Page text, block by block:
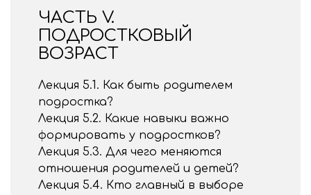
ЧАСТЬ V.
ПОДРОСТКОВЫЙ
ВОЗРАСТ
Лекция 5.1. Как быть родителем
подростка?
Лекция 5.2. Какие навыки важно
формировать у подростков?
Лекция 5.3. Для чего меняются
отношения родителей и детей?
Лекция 5.4. Кто главный в выборе